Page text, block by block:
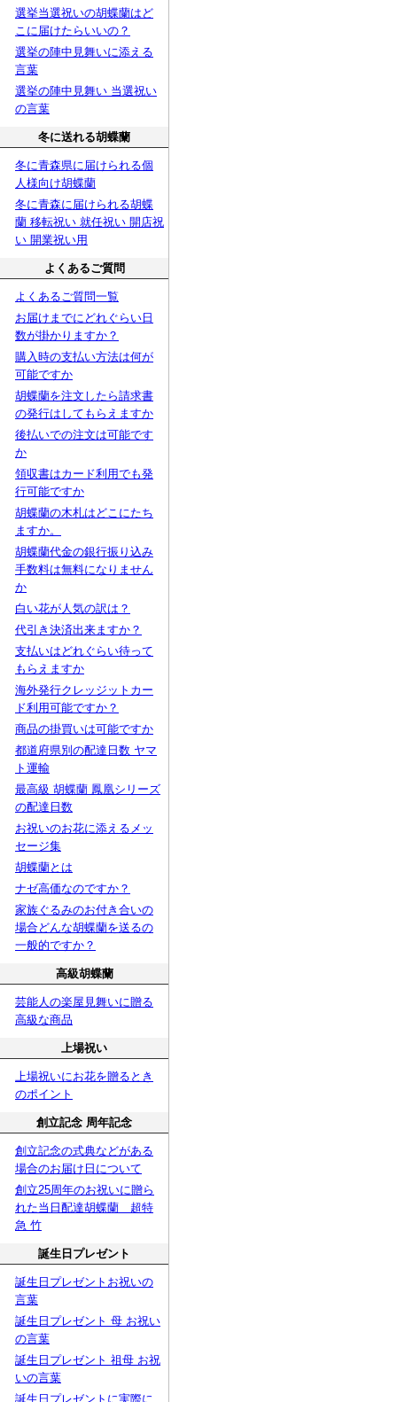
選挙当選祝いの胡蝶蘭はど
こに届けたらいいの？
選挙の陣中見舞いに添える
言葉
選挙の陣中見舞い 当選祝い
の言葉
冬に送れる胡蝶蘭
冬に青森県に届けられる個
人様向け胡蝶蘭
冬に青森に届けられる胡蝶
蘭 移転祝い 就任祝い 開店祝
い 開業祝い用
よくあるご質問
よくあるご質問一覧
お届けまでにどれぐらい日
数が掛かりますか？
購入時の支払い方法は何が
可能ですか
胡蝶蘭を注文したら請求書
の発行はしてもらえますか
後払いでの注文は可能です
か
領収書はカード利用でも発
行可能ですか
胡蝶蘭の木札はどこにたち
ますか。
胡蝶蘭代金の銀行振り込み
手数料は無料になりません
か
白い花が人気の訳は？
代引き決済出来ますか？
支払いはどれぐらい待って
もらえますか
海外発行クレッジットカー
ド利用可能ですか？
商品の掛買いは可能ですか
都道府県別の配達日数 ヤマ
ト運輸
最高級 胡蝶蘭 鳳凰シリーズ
の配達日数
お祝いのお花に添えるメッ
セージ集
胡蝶蘭とは
ナゼ高価なのですか？
家族ぐるみのお付き合いの
場合どんな胡蝶蘭を送るの
一般的ですか？
高級胡蝶蘭
芸能人の楽屋見舞いに贈る
高級な商品
上場祝い
上場祝いにお花を贈るとき
のポイント
創立記念 周年記念
創立記念の式典などがある
場合のお届け日について
創立25周年のお祝いに贈ら
れた当日配達胡蝶蘭 超特
急 竹
誕生日プレゼント
誕生日プレゼントお祝いの
言葉
誕生日プレゼント 母 お祝い
の言葉
誕生日プレゼント 祖母 お祝
いの言葉
誕生日プレゼントに実際に